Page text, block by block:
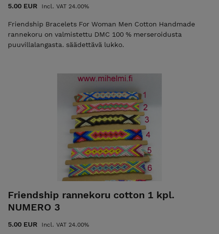
5.00 EUR Incl. VAT 24.00%
Friendship Bracelets For Woman Men Cotton Handmade
rannekoru on valmistettu DMC 100 % merseroidusta
puuvillalangasta. säädettävä lukko.
Friendship rannekoru cotton 1 kpl.
NUMERO 3
5.00 EUR Incl. VAT 24.00%